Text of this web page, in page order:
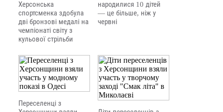
Херсонська
спортсменка здобула
дві бронзові медалі на
чемпіонаті світу з
кульової стрільби
народилися 10 дітей
— це більше, ніж у
червні
Переселенці з